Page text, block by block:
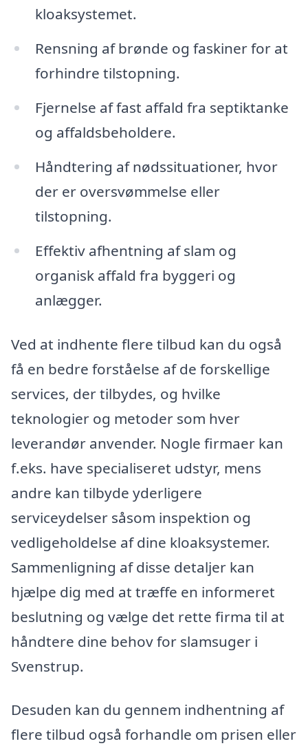
kloaksystemet.
Rensning af brønde og faskiner for at
forhindre tilstopning.
Fjernelse af fast affald fra septiktanke
og affaldsbeholdere.
Håndtering af nødssituationer, hvor
der er oversvømmelse eller
tilstopning.
Effektiv afhentning af slam og
organisk affald fra byggeri og
anlægger.
Ved at indhente flere tilbud kan du også
få en bedre forståelse af de forskellige
services, der tilbydes, og hvilke
teknologier og metoder som hver
leverandør anvender. Nogle firmaer kan
f.eks. have specialiseret udstyr, mens
andre kan tilbyde yderligere
serviceydelser såsom inspektion og
vedligeholdelse af dine kloaksystemer.
Sammenligning af disse detaljer kan
hjælpe dig med at træffe en informeret
beslutning og vælge det rette firma til at
håndtere dine behov for slamsuger i
Svenstrup.
Desuden kan du gennem indhentning af
flere tilbud også forhandle om prisen eller